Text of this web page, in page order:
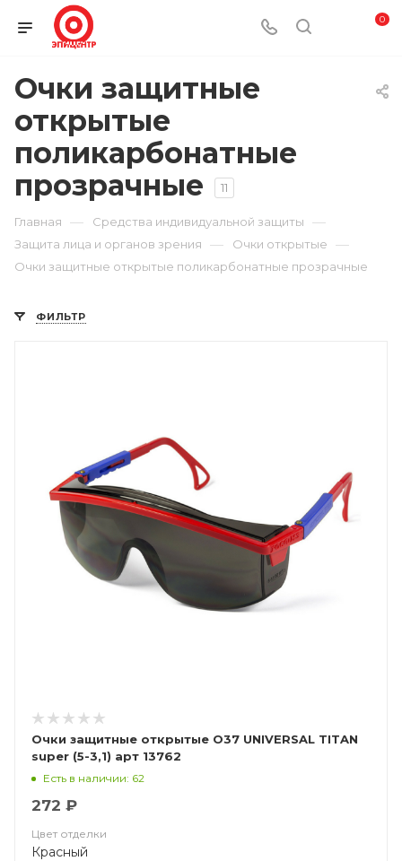
0
Очки защитные
открытые
поликарбонатные
прозрачные
11
Главная — Средства индивидуальной защиты —
Защита лица и органов зрения — Очки открытые —
Очки защитные открытые поликарбонатные прозрачные
ФИЛЬТР
Очки защитные открытые О37 UNIVERSAL TITAN
super (5-3,1) арт 13762
Есть в наличии: 62
272 ₽
Цвет отделки
Красный